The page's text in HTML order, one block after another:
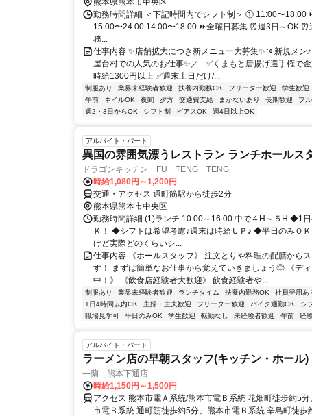
熊本県熊本市中央区
勤務時間詳細 ＜下記時間内でシフト制＞ ① 11:00〜18:00
15:00〜24:00 14:00〜18:00 ⏩全曜日募集 ⏰週3日～OK
務...
仕事内容 ✨店舗拡大につき新メニュー大募集✨ ➰新規メン
屋台村での人気のお仕事✨／ - ✅くまもと唐揚げ選手権で
時給1300円以上 ✅週末土日だけ/...
制服あり 業界未経験者歓迎 扶養内勤務OK フリーター歓迎 学生歓迎
午前
ネイルOK 夜間 夕方 交通費支給 まかないあり 長期歓迎 フ
週2・3日からOK
シフト制 ピアスOK 週4日以上OK
アルバイト・パート
異国の雰囲気漂うレストラン ランチホールス
ドラゴンキッチン FU TENG TENG
時給1,080円～1,200円
交通・アクセス 通町筋駅から徒歩2分
熊本県熊本市中央区
勤務時間詳細 (1)ランチ 10:00～16:00 中で４H～５H ◆1
Ｋ！ ◆シフトは希望考慮♪週末は時給ＵＰ♪ ◆平日のみＯ
けど実際どのくらいシ...
仕事内容 《ホールスタッフ》 注文とりや料理の配膳から
す！ まずは簡単なお仕事から覚えていきましょう◎ 《デ
中！》 《飲食店経験者大歓迎》 飲食経験者や...
制服あり 業界未経験者歓迎 ランチタイム 扶養内勤務OK 社員登用あ
1日4時間以内OK
主婦・主夫歓迎 フリーター歓迎 バイク通勤OK シ
職場見学可
平日のみOK 学生歓迎 転勤なし 未経験者歓迎 午前 経
アルバイト・パート
ラーメン店の早朝スタッフ(キッチン・ホール)
一蘭 熊本下通店
時給1,150円～1,500円
アクセス 熊本市電Ａ系統/熊本市電Ｂ系統 花畑町徒歩約5
市電Ｂ系統 通町筋徒歩約5分、熊本市電Ｂ系統 辛島町徒歩